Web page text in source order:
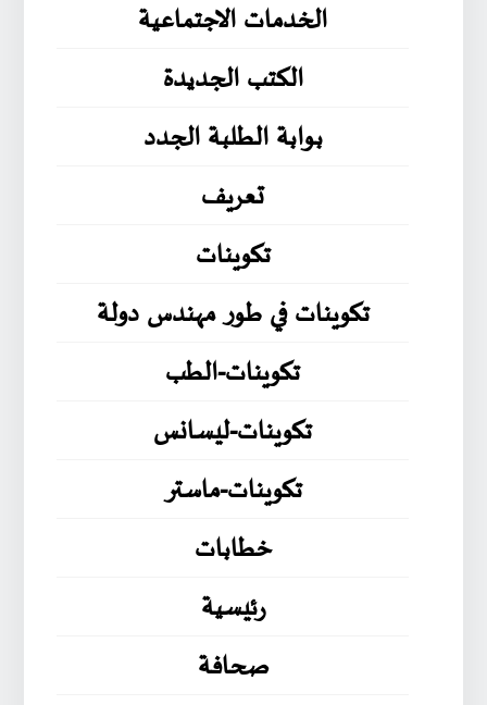
الخدمات الاجتماعية
الكتب الجديدة
بوابة الطلبة الجدد
تعريف
تكوينات
تكوينات في طور مهندس دولة
تكوينات-الطب
تكوينات-ليسانس
تكوينات-ماستر
خطابات
رئيسية
صحافة